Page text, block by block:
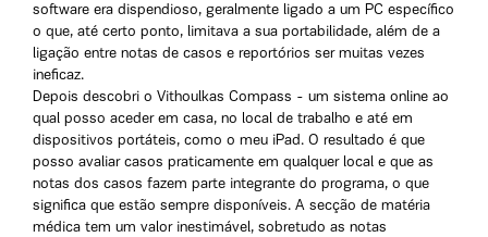
software era dispendioso, geralmente ligado a um PC específico
o que, até certo ponto, limitava a sua portabilidade, além de a
ligação entre notas de casos e reportórios ser muitas vezes
ineficaz.
Depois descobri o Vithoulkas Compass - um sistema online ao
qual posso aceder em casa, no local de trabalho e até em
dispositivos portáteis, como o meu iPad. O resultado é que
posso avaliar casos praticamente em qualquer local e que as
notas dos casos fazem parte integrante do programa, o que
significa que estão sempre disponíveis. A secção de matéria
médica tem um valor inestimável, sobretudo as notas